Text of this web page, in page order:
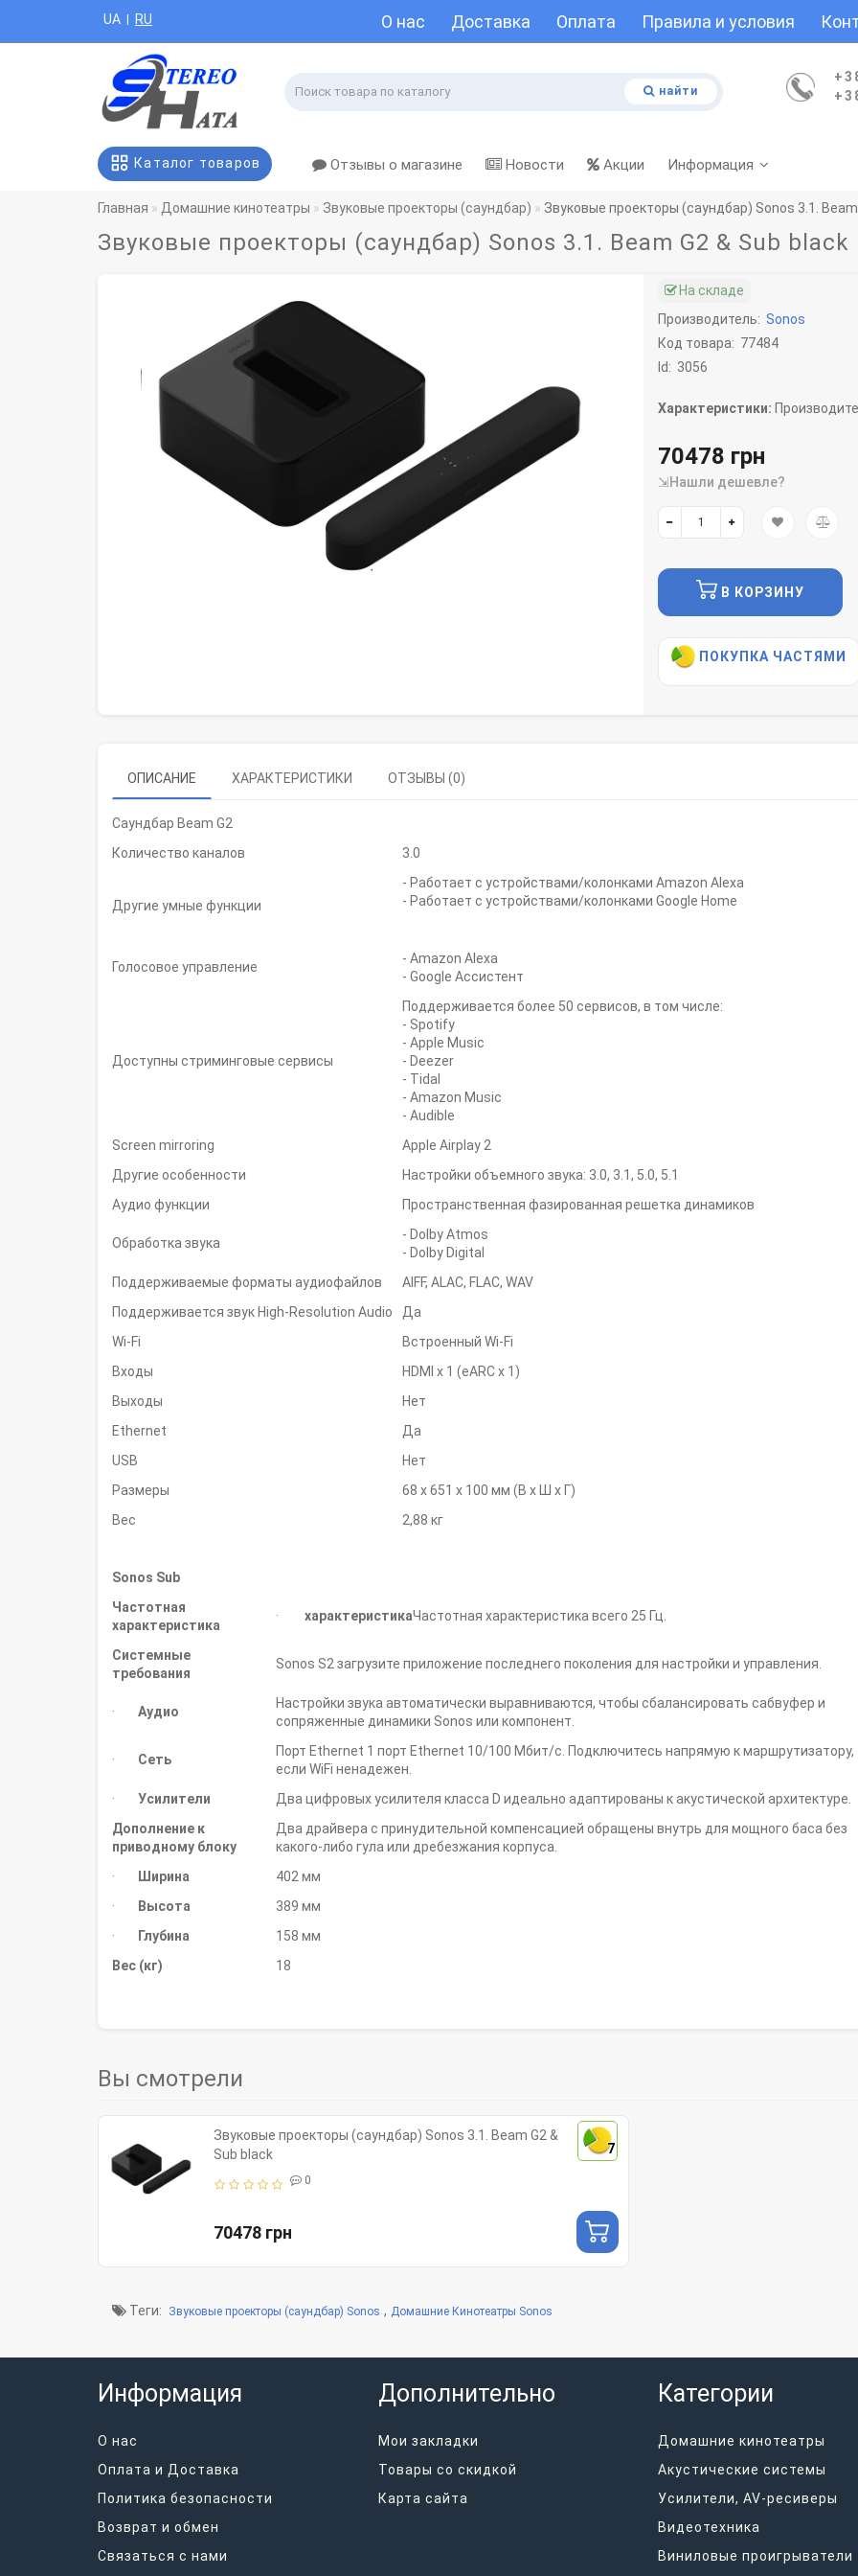
О нас Доставка Оплата Правила и условия
UA | RU
найти
Каталог товаров Отзывы о магазине Новости Акции Информация
Главная Домашние кинотеатры Звуковые проекторы (саундбар) Звуковые проекторы (саундбар) Sonos 3.1.
Звуковые проекторы (саундбар) Sonos 3.1. Beam G2 & Sub black
На складе
Производитель: Sonos
Код товара: 77484
Id: 3056
Характеристики:
70478 грн
⇲Нашли дешевле?
В КОРЗИНУ
ПОКУПКА ЧАСТЯМИ
ОПИСАНИЕ ХАРАКТЕРИСТИКИ ОТЗЫВЫ (0)
Саундбар Beam G2
Количество каналов
3.0
Другие умные функции
- Работает с устройствами/колонками Amazon Alexa
- Работает с устройствами/колонками Google Home
Голосовое управление
- Amazon Alexa
- Google Ассистент
Доступны стриминговые сервисы
Поддерживается более 50 сервисов, в том числе:
- Spotify
- Apple Music
- Deezer
- Tidal
- Amazon Music
- Audible
Screen mirroring
Apple Airplay 2
Другие особенности
Настройки объемного звука: 3.0, 3.1, 5.0, 5.1
Аудио функции
Пространственная фазированная решетка динамиков
Обработка звука
- Dolby Atmos
- Dolby Digital
Поддерживаемые форматы аудиофайлов
AIFF, ALAC, FLAC, WAV
Поддерживается звук High-Resolution Audio
Да
Wi-Fi
Встроенный Wi-Fi
Входы
HDMI x 1 (eARC x 1)
Выходы
Нет
Ethernet
Да
USB
Нет
Размеры
68 х 651 х 100 мм (В х Ш х Г)
Вес
2,88 кг
Sonos Sub
Частотная
характеристика
· характеристикаЧастотная характеристика всего 25 Гц.
Системные
требования
Sonos S2 загрузите приложение последнего поколения для настройки и управления.
· Аудио
Настройки звука автоматически выравниваются, чтобы сбалансировать сабвуфер и
сопряженные динамики Sonos или компонент.
· Сеть
Порт Ethernet 1 порт Ethernet 10/100 Мбит/с. Подключитесь напрямую к маршрутизатору,
если WiFi ненадежен.
· Усилители
Два цифровых усилителя класса D идеально адаптированы к акустической архитектуре.
Дополнение к
приводному блоку
Два драйвера с принудительной компенсацией обращены внутрь для мощного баса без
какого-либо гула или дребезжания корпуса.
·
Ширина
402 мм
·
Высота
389 мм
·
Глубина
158 мм
Вес (кг)
18
Вы смотрели
7
Звуковые проекторы (саундбар) Sonos 3.1. Beam G2 &
Sub black
0
70478 грн
Теги: Звуковые проекторы (саундбар) Sonos , Домашние Кинотеатры Sonos
Информация
О нас
Оплата и Доставка
Политика безопасности
Возврат и обмен
Связаться с нами
Дополнительно
Мои закладки
Товары со скидкой
Карта сайта
Категории
Домашние кинотеатры
Акустические системы
Усилители, AV-ресиверы
Видеотехника
Виниловые проигрыватели